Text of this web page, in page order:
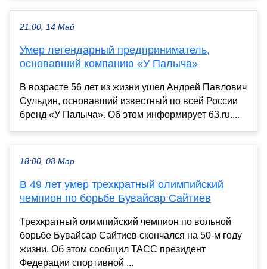
21:00, 14 Май
Умер легендарный предприниматель,
основавший компанию «У Палыча»
В возрасте 56 лет из жизни ушел Андрей Павлович
Сульдин, основавший известный по всей России
бренд «У Палыча». Об этом информирует 63.ru....
18:00, 08 Мар
В 49 лет умер трехкратный олимпийский
чемпион по борьбе Бувайсар Сайтиев
Трехкратный олимпийский чемпион по вольной
борьбе Бувайсар Сайтиев скончался на 50-м году
жизни. Об этом сообщил ТАСС президент
Федерации спортивной ...